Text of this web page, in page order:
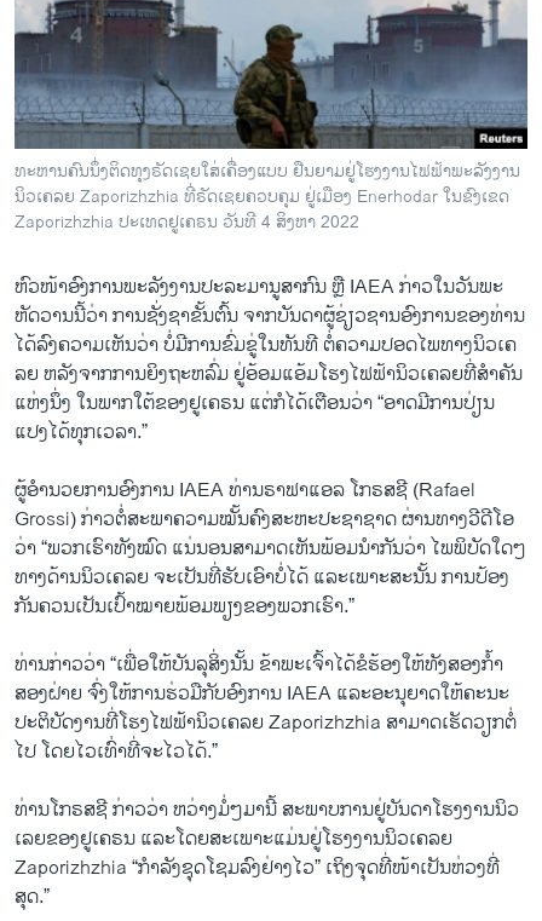
ວິທະຍາສາດ-ເທັກໂນໂລຈີ
ທຸລະກິດ
ພາສາອັງກິດ
ວີດີໂອ
ສຽງ
ລາຍງານ
ພາສາຕ່າງໆ
ທະ​ຫານ​ຄົນ​ນຶ່ງ​ຕິດ​ທຸງ​ຣັດ​ເຊຍໃສ່​ເຄື່ອງ​ແບບ ຢືນ​ຍາມ​ຢູ່​ໂຮງ​ງານ​ໄຟ​ຟ້າພະ​ລັງ​ງານ​
ນິວ​ເຄ​ລຍ Zaporizhzhia ​ທີ່​ຣັດ​ເຊຍຄວບ​ຄຸມ ​ຢູ່​ເມ​ືອງ Enerhodar ໃນ​ຂົງ​ເຂດ
Zaporizhzhia ປະ​ເທດ​ຢູ​ເຄ​ຣນ ວັນ​ທີ 4 ສິງ​ຫາ 2022
ຫົວ​ໜ້າ​ອົງ​ການ​ພະ​ລັງ​ງານ​ປະ​ລະ​ມານູ​ສາ​ກົນ ຫຼື IAEA ກ່າວ​ໃນ​ວັນ​ພະ​
ຫັດ​ວານ​ນີ້​ວ່າ ການ​ຊັ່ງ​ຊາ​ຂັ້ນ​ຕົ້​ນ ຈາກ​ບັ​ນ​ດາ​ຜູ້​ຊ່ຽວ​ຊານ​ອົງ​ການ​ຂອງ​ທ່ານ
ໄດ້​ລົງ​ຄວາມ​ເຫັນ​ວ່າ ບໍ່​ມີ​ການ​ຂົ່ມ​ຂູ່​ໃນທັນ​ທີ ​ຕໍ່​ຄວາມ​ປອ​ດ​ໄພທາງ​ນິວ​ເຄ​
ລຍ ຫລັງ​ຈາກ​ການຍິງຖະ​ຫລົ່ມ ​ຢູ່​ອ້ອ​ມ​ແອ້ມ​ໂຮງໄຟ​ຟ້າ​ນິວ​ເຄ​ລຍ​ທີ່​ສຳ​ຄັນ​
ແຫ່ງ​ນຶ່ງ ໃນ​ພາກ​ໃຕ້​ຂອງ​ຢູ​ເຄ​ຣນ ແຕ່​ກໍ​ໄດ້​ເຕືອນ​ວ່າ “ອາດ​ມີ​ການ​ປ່ຽນ​
ແປງ​ໄດ້​ທຸກ​ເວ​ລາ.”
​ຜູ້​ອຳ​ນວຍ​ການ​ອົງ​ການ IAEA ​ທ່ານ​ຣາ​ຟ​າ​ແອ​ລ ໂກ​ຣ​ສ​ຊີ (Rafael
Grossi) ກ່າວ​ຕໍ່​ສະ​ພາ​ຄວາມ​ໝັ້​ນ​ຄົງສ​ະ​ຫະ​ປະ​ຊາ​ຊາດ ​ຜ່ານ​ທາງວີ​ດີ​ໂອ
ວ່າ “ພວກເຮົາທັງ​ໝົດ ແນ່ນອນ​ສາ​ມາດ​ເຫັນ​ພ້ອ​ມ​ນຳ​ກັນ​ວ່າ ​ໄພ​ພິ​ບັດ​ໃດໆ​
ທາງ​ດ້ານ​ນິວ​ເຄ​ລຍ​ ຈະ​ເປັນ​ທີ່​ຮັບ​ເອົາ​ບໍ່​ໄດ້ ແລະ​ເພາະ​ສະ​ນັ້ນ ການ​ປ້ອງ​
ກັນຄວນ​ເປັນ​ເປົ້າ​ໝາຍ​ພ້ອມ​ພຽງ​ຂອງ​ພວກ​ເຮົາ.”
​ທ່ານ​ກ່າວ​ວ່າ “ເພື່ອ​ໃຫ້​ບັນ​ລຸ​ສິ່ງ​ນັ້ນ ຂ້າ​ພະ​ເຈົ້າ​ໄດ້​ຂໍ​ຮ້ອງ​ໃຫ້ທັງ​ສອງ​ກ້ຳ​
ສອງ​ຝ່າຍ ຈົ່ງໃຫ້​ການ​ຮ່ວ​ມື​ກັບ​ອົງ​ການ IAEA ແລະ​ອະ​ນຸ​ຍາດ​ໃຫ້​ຄະ​ນະ​
ປະ​ຕິ​ບັດ​ງານ​ທີ່​ໂຮງ​ໄຟ​ຟ້າ​ນິວເຄ​ລຍ Zaporizhzhia ສາ​ມາດ​ເຮັດ​ວຽກ​ຕໍ່​
ໄປ​ ໂດຍໄວ​ເທົ່​າ​ທີ່​ຈ​ະ​ໄວ​ໄດ້.”
​ທ່ານ​ໂກ​ຣສ​ຊີ ກ່າວ​ວ່າ ຫວ່າງ​ມໍ່ໆ​ມາ​ນີ້ ​ສະ​ພາບ​ການ​ຢູ່ບັນ​ດາ​ໂຮງ​ງານ​ນິວ​
ເລຍ​ຂອງ​ຢູ​ເຄ​ຣນ ແລະ​ໂດຍ​ສະ​ເພາະແມ່ນ​ຢູ່ໂຮງ​ງາ​ນ​ນິວ​ເຄ​ລຍ
Zaporizhzhia “ກຳ​ລັງ​ຊຸດ​ໂຊມ​ລົງ​ຢ່າງ​ໄວ” ​ເຖິງ​ຈຸດ​ທີ່​ໜ້າ​ເປັນ​ຫ່ວງ​ທີ່​
ສຸດ.” ​